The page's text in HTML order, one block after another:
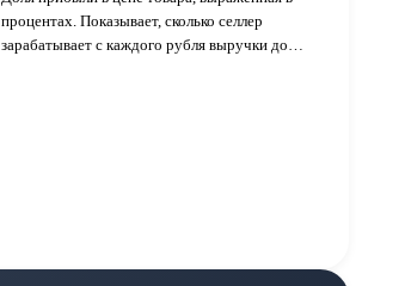
процентах. Показывает, сколько селлер
зарабатывает с каждого рубля выручки до